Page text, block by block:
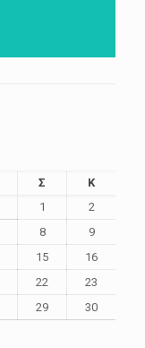
Σ
Κ
1
2
8
9
15
16
22
23
29
30